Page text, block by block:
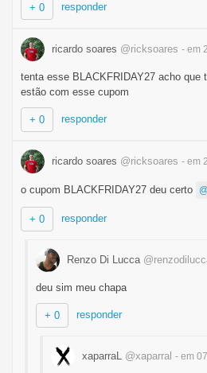
+ 0 responder
ricardo soares @ricksoares - em
tenta esse BLACKFRIDAY27 acho que
estão com esse cupom
+ 0 responder
ricardo soares @ricksoares - em
o cupom BLACKFRIDAY27 deu certo
+ 0 responder
Renzo Di Lucca
deu sim meu chapa
+ 0 responder
xaparraL @xaparral - em